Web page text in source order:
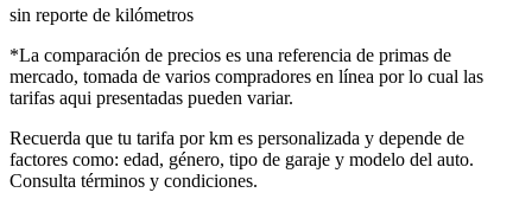
sin reporte de kilómetros
*La comparación de precios es una referencia de primas de
mercado, tomada de varios compradores en línea por lo cual las
tarifas aqui presentadas pueden variar.
Recuerda que tu tarifa por km es personalizada y depende de
factores como: edad, género, tipo de garaje y modelo del auto.
Consulta términos y condiciones.